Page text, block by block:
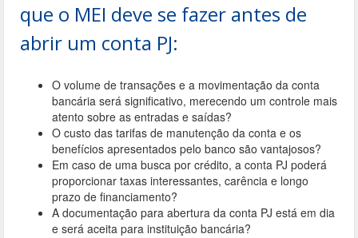
que o MEI deve se fazer antes de
abrir um conta PJ:
O volume de transações e a movimentação da conta
bancária será significativo, merecendo um controle mais
atento sobre as entradas e saídas?
O custo das tarifas de manutenção da conta e os
benefícios apresentados pelo banco são vantajosos?
Em caso de uma busca por crédito, a conta PJ poderá
proporcionar taxas interessantes, carência e longo
prazo de financiamento?
A documentação para abertura da conta PJ está em dia
e será aceita para instituição bancária?